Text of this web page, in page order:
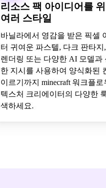
리소스 팩 아이디어를
여러 스타일
바닐라에서 영감을 받은 픽셀
터 귀여운 파스텔, 다크 판타지
렌더링 또는 다양한 AI 모델과
한 지시를 사용하여 양식화된
이르기까지 minecraft 워크플로
텍스처 크리에이터의 다양한
색하세요.